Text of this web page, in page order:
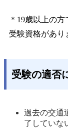
＊19歳以上の
受験資格があり
受験の適否
過去の交通
了していな